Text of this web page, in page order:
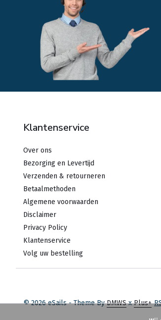
Klantenservice
Over ons
Bezorging en Levertijd
Verzenden & retourneren
Betaalmethoden
Algemene voorwaarden
Disclaimer
Privacy Policy
Klantenservice
Volg uw bestelling
© 2026 eSails - Theme ByDMWSxPlus+